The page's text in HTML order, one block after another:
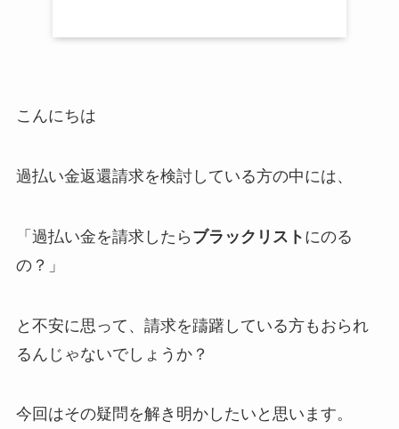
こんにちは
過払い金返還請求を検討している方の中には、
「過払い金を請求したら ブラックリスト にのる
の？」
と不安に思って、請求を躊躇している方もおられ
るんじゃないでしょうか？
今回はその疑問を解き明かしたいと思います。